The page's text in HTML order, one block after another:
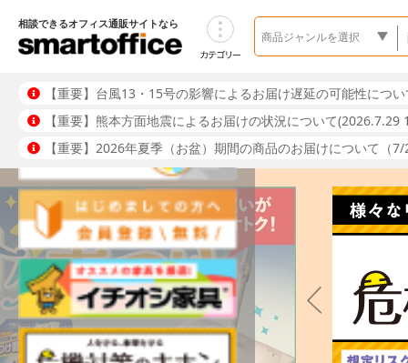
相談できるオフィス通販サイトなら
【重要】台風13・15号の影響によるお届け遅延の可能性につ
【重要】熊本方面地震によるお届けの状況について(2026.7.29
【重要】2026年夏季（お盆）期間の商品のお届けについて（